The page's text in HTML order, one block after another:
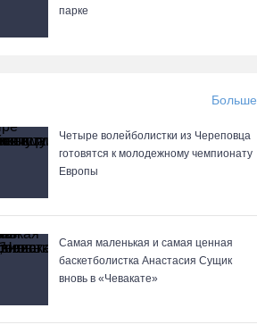
парке
Больше
Четыре волейболистки из Череповца
готовятся к молодежному чемпионату
Европы
Самая маленькая и самая ценная
баскетболистка Анастасия Сущик
вновь в «Чевакате»